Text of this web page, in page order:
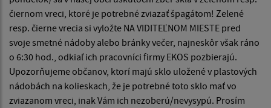
čiernom vreci, ktoré je potrebné zviazať špagátom! Zelené
resp. čierne vrecia si vyložte NA VIDITEĽNOM MIESTE pred
svoje smetné nádoby alebo bránky večer, najneskôr však ráno
o 6:30 hod., odkiaľ ich pracovníci firmy EKOS pozbierajú.
Upozorňujeme občanov, ktorí majú sklo uložené v plastových
nádobách na kolieskach, že je potrebné toto sklo mať vo
zviazanom vreci, inak Vám ich nezoberú/nevysypú. Prosím